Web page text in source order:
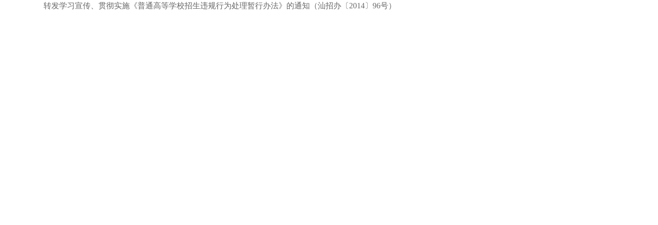
转发学习宣传、贯彻实施《普通高等学校招生违规行为处理暂行办法》的通知（汕招办〔2014〕96号）